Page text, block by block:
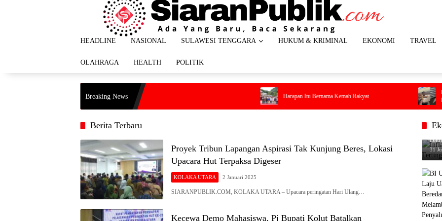
HEADLINE NASIONAL SULAWESI TENGGARA HUKUM & KRIMINAL EKONOMI TRAVEL
OLAHRAGA HEALTH POLITIK
Breaking News Harapan Itu Bernama Kemah Rakyat
Penumpang
Darurat Saat
di Dalam Kabin
Berita Terbaru
Proyek Tribun Lapangan Aspirasi Tak Kunjung Beres, Lokasi
Upacara Hut Terpaksa Digeser
KOLAKA UTARA 2 Januari 2025
SIARANPUBLIK.COM, KOLAKA UTARA – Upacara peringatan Hari Ulang…
Kecewa Demo Mahasiswa, Pj Bupati Kolut Batalkan
31